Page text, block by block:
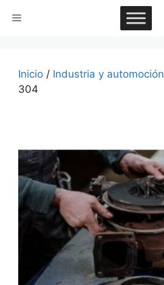
Menú
Inicio / Industria y automoción
304